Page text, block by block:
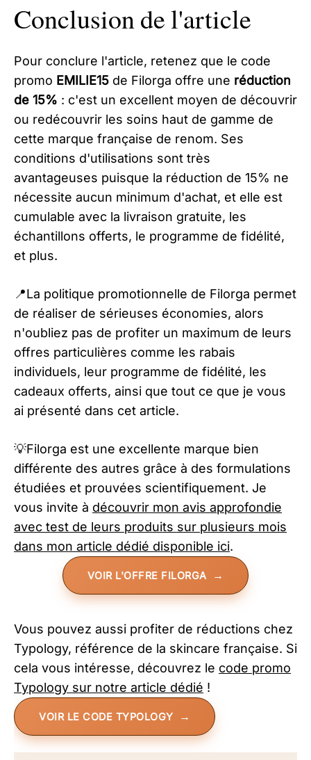
Conclusion de l'article
Pour conclure l'article, retenez que le code
promo EMILIE15 de Filorga offre une réduction
de 15% : c'est un excellent moyen de découvrir
ou redécouvrir les soins haut de gamme de
cette marque française de renom. Ses
conditions d'utilisations sont très
avantageuses puisque la réduction de 15% ne
nécessite aucun minimum d'achat, et elle est
cumulable avec la livraison gratuite, les
échantillons offerts, le programme de fidélité,
et plus.
📍La politique promotionnelle de Filorga permet
de réaliser de sérieuses économies, alors
n'oubliez pas de profiter un maximum de leurs
offres particulières comme les rabais
individuels, leur programme de fidélité, les
cadeaux offerts, ainsi que tout ce que je vous
ai présenté dans cet article.
💡Filorga est une excellente marque bien
différente des autres grâce à des formulations
étudiées et prouvées scientifiquement. Je
vous invite à découvrir mon avis approfondie
avec test de leurs produits sur plusieurs mois
dans mon article dédié disponible ici.
VOIR L'OFFRE FILORGA
Vous pouvez aussi profiter de réductions chez
Typology, référence de la skincare française. Si
cela vous intéresse, découvrez le code promo
Typology sur notre article dédié !
VOIR LE CODE TYPOLOGY